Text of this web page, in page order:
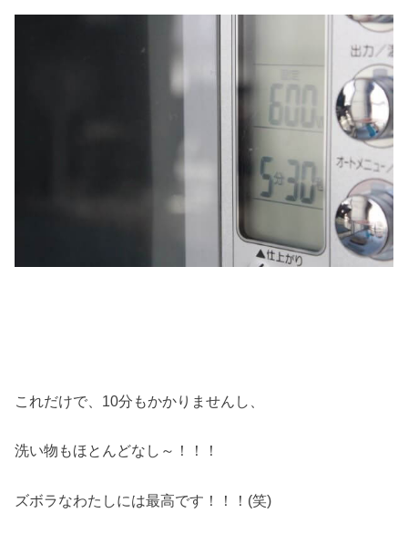
これだけで、10分もかかりませんし、
洗い物もほとんどなし～！！！
ズボラなわたしには最高です！！！(笑)